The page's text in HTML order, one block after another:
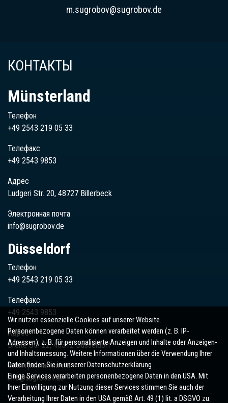
m.sugrobov@sugrobov.de
КОНТАКТЫ
Münsterland
Телефон
+49 2543 219 05 33
Телефакс
+49 2543 9853
Адрес
Ludgeri Str. 20, 48727 Billerbeck
Электронная почта
info@sugrobov.de
Düsseldorf
Телефон
+49 2543 219 05 33
Телефакс
+49 2543 9853
Адрес
Breite Str. 22, 40312 Düsseldorf
Электронная почта
info@sugrobov.de
Wir nutzen essenzielle Cookies auf unserer Website.
Personenbezogene Daten können verarbeitet werden (z. B. IP-
Adressen), z. B. für personalisierte Anzeigen und Inhalte oder Anzeigen-
und Inhaltsmessung. Weitere Informationen über die Verwendung Ihrer
Daten finden Sie in unserer Datenschutzerklärung.
Einige Services verarbeiten personenbezogene Daten in den USA. Mit
Ihrer Einwilligung zur Nutzung dieser Services stimmen Sie auch der
Verarbeitung Ihrer Daten in den USA gemäß Art. 49 (1) lit. a DSGVO zu.